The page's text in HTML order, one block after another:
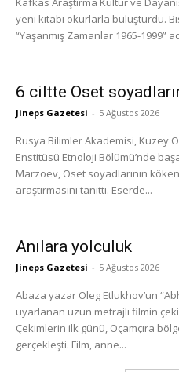
yeni kitabı okurlarla buluşturdu.
“Yaşanmış Zamanlar 1965-1999”
6 ciltte Oset
Jineps Gazetesi - 5 Ağustos 2026
Rusya Bilimler Akademisi, Kuzey
Enstitüsü Etnoloji Bölümü’nde
Marzoev, Oset soyadlarının
araştırmasını tanıttı. Eserde...
Anılara yolculuk
Jineps Gazetesi - 5 Ağustos 2026
Abaza yazar Oleg Etlukhov’un
uyarlanan uzun metrajlı filmin
Çekimlerin ilk günü, Oçamçıra
gerçekleşti. Film, anne...